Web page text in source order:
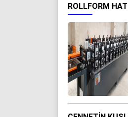
ROLLFORM